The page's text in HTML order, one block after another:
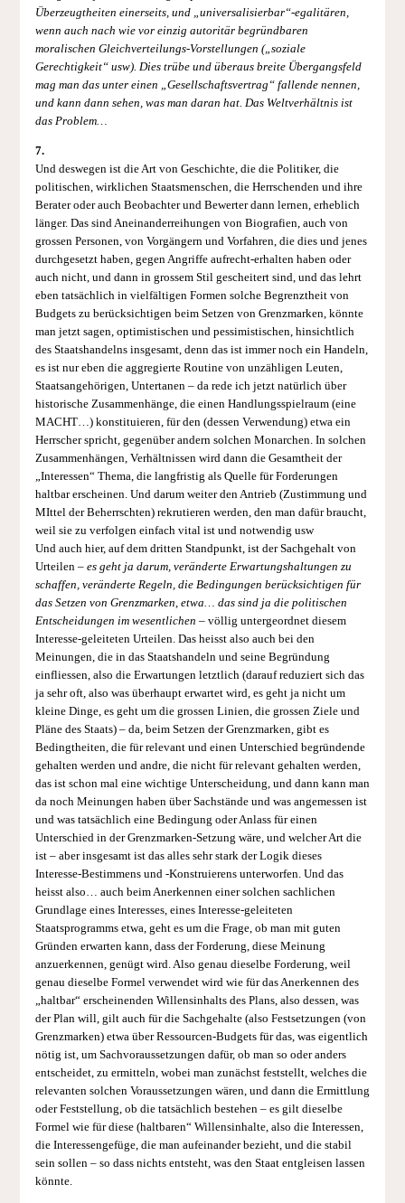
Überzeugtheiten einerseits, und „universalisierbar“-egalitären,
wenn auch nach wie vor einzig autoritär begründbaren
moralischen Gleichverteilungs-Vorstellungen („soziale
Gerechtigkeit“ usw). Dies trübe und überaus breite Übergangsfeld
mag man das unter einen „Gesellschaftsvertrag“ fallende nennen,
und kann dann sehen, was man daran hat. Das Weltverhältnis ist
das Problem…
7.
Und deswegen ist die Art von Geschichte, die die Politiker, die
politischen, wirklichen Staatsmenschen, die Herrschenden und ihre
Berater oder auch Beobachter und Bewerter dann lernen, erheblich
länger. Das sind Aneinanderreihungen von Biografien, auch von
grossen Personen, von Vorgängern und Vorfahren, die dies und jenes
durchgesetzt haben, gegen Angriffe aufrecht-erhalten haben oder
auch nicht, und dann in grossem Stil gescheitert sind, und das lehrt
eben tatsächlich in vielfältigen Formen solche Begrenztheit von
Budgets zu berücksichtigen beim Setzen von Grenzmarken, könnte
man jetzt sagen, optimistischen und pessimistischen, hinsichtlich
des Staatshandelns insgesamt, denn das ist immer noch ein Handeln,
es ist nur eben die aggregierte Routine von unzähligen Leuten,
Staatsangehörigen, Untertanen – da rede ich jetzt natürlich über
historische Zusammenhänge, die einen Handlungsspielraum (eine
MACHT…) konstituieren, für den (dessen Verwendung) etwa ein
Herrscher spricht, gegenüber andern solchen Monarchen. In solchen
Zusammenhängen, Verhältnissen wird dann die Gesamtheit der
„Interessen“ Thema, die langfristig als Quelle für Forderungen
haltbar erscheinen. Und darum weiter den Antrieb (Zustimmung und
MIttel der Beherrschten) rekrutieren werden, den man dafür braucht,
weil sie zu verfolgen einfach vital ist und notwendig usw
Und auch hier, auf dem dritten Standpunkt, ist der Sachgehalt von
Urteilen –es geht ja darum, veränderte Erwartungshaltungen zu
schaffen, veränderte Regeln, die Bedingungen berücksichtigen für
das Setzen von Grenzmarken, etwa… das sind ja die politischen
Entscheidungen im wesentlichen – völlig untergeordnet diesem
Interesse-geleiteten Urteilen. Das heisst also auch bei den
Meinungen, die in das Staatshandeln und seine Begründung
einfliessen, also die Erwartungen letztlich (darauf reduziert sich das
ja sehr oft, also was überhaupt erwartet wird, es geht ja nicht um
kleine Dinge, es geht um die grossen Linien, die grossen Ziele und
Pläne des Staats) – da, beim Setzen der Grenzmarken, gibt es
Bedingtheiten, die für relevant und einen Unterschied begründende
gehalten werden und andre, die nicht für relevant gehalten werden,
das ist schon mal eine wichtige Unterscheidung, und dann kann man
da noch Meinungen haben über Sachstände und was angemessen ist
und was tatsächlich eine Bedingung oder Anlass für einen
Unterschied in der Grenzmarken-Setzung wäre, und welcher Art die
ist – aber insgesamt ist das alles sehr stark der Logik dieses
Interesse-Bestimmens und -Konstruierens unterworfen. Und das
heisst also… auch beim Anerkennen einer solchen sachlichen
Grundlage eines Interesses, eines Interesse-geleiteten
Staatsprogramms etwa, geht es um die Frage, ob man mit guten
Gründen erwarten kann, dass der Forderung, diese Meinung
anzuerkennen, genügt wird. Also genau dieselbe Forderung, weil
genau dieselbe Formel verwendet wird wie für das Anerkennen des
„haltbar“ erscheinenden Willensinhalts des Plans, also dessen, was
der Plan will, gilt auch für die Sachgehalte (also Festsetzungen (von
Grenzmarken) etwa über Ressourcen-Budgets für das, was eigentlich
nötig ist, um Sachvoraussetzungen dafür, ob man so oder anders
entscheidet, zu ermitteln, wobei man zunächst feststellt, welches die
relevanten solchen Voraussetzungen wären, und dann die Ermittlung
oder Feststellung, ob die tatsächlich bestehen – es gilt dieselbe
Formel wie für diese (haltbaren“ Willensinhalte, also die Interessen,
die Interessengefüge, die man aufeinander bezieht, und die stabil
sein sollen – so dass nichts entsteht, was den Staat entgleisen lassen
könnte.